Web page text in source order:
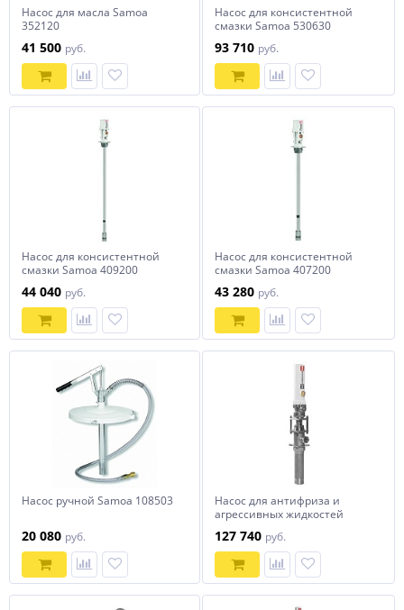
Насос для масла Samoa
352120
41 500 руб.
Насос для консистентной
смазки Samoa 530630
93 710 руб.
Насос для консистентной
смазки Samoa 409200
44 040 руб.
Насос для консистентной
смазки Samoa 407200
43 280 руб.
Насос ручной Samoa 108503
20 080 руб.
Насос для антифриза и
агрессивных жидкостей
127 740 руб.